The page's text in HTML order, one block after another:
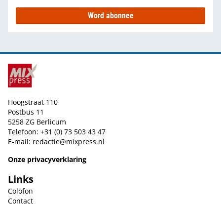
Word abonnee
Hoogstraat 110
Postbus 11
5258 ZG Berlicum
Telefoon: +31 (0) 73 503 43 47
E-mail: redactie@mixpress.nl
Onze privacyverklaring
Links
Colofon
Contact